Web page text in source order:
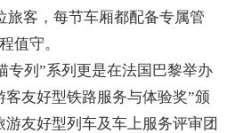
旅客，每节车厢都配备专属管
值守。
列”系列更是在法国巴黎举办
客友好型铁路服务与体验奖”颁
友好型列车及车上服务评审团